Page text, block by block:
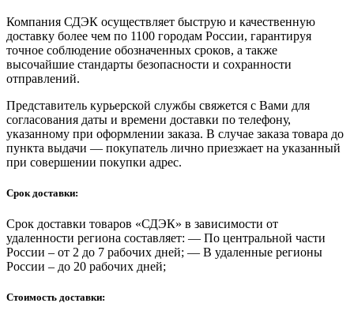
Компания СДЭК осуществляет быструю и качественную
доставку более чем по 1100 городам России, гарантируя
точное соблюдение обозначенных сроков, а также
высочайшие стандарты безопасности и сохранности
отправлений.
Представитель курьерской службы свяжется с Вами для
согласования даты и времени доставки по телефону,
указанному при оформлении заказа. В случае заказа товара до
пункта выдачи — покупатель лично приезжает на указанный
при совершении покупки адрес.
Срок доставки:
Срок доставки товаров «СДЭК» в зависимости от
удаленности региона составляет: — По центральной части
России – от 2 до 7 рабочих дней; — В удаленные регионы
России – до 20 рабочих дней;
Стоимость доставки: